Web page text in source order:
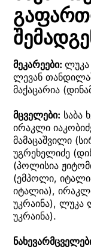
მეკარეები: ლუკა
ლევან
მაქაცარია
მცველები: საბა
ირაკლი
მამაცაშვილი
უგრეხელიძე
(პოლისია
(ემპოლი,
იტალია),
უკრაინა), ლუკა
უკრაინა).